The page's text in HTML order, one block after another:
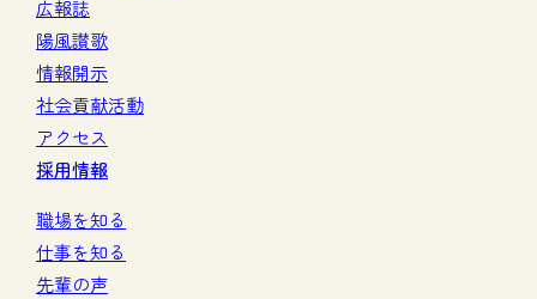
広報誌
陽風讃歌
情報開示
社会貢献活動
アクセス
採用情報
職場を知る
仕事を知る
先輩の声